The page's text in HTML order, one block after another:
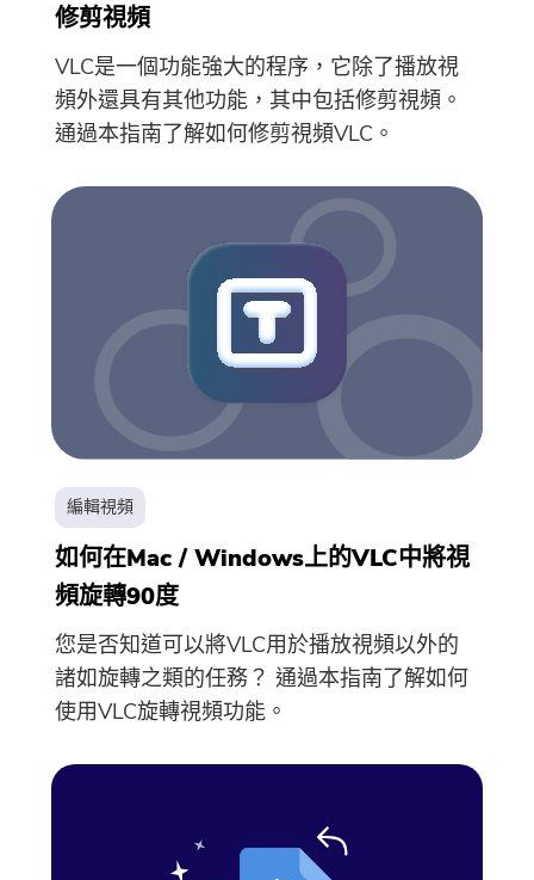
修剪視頻
VLC是一個功能強大的程序，它除了播放視
頻外還具有其他功能，其中包括修剪視頻。
通過本指南了解如何修剪視頻VLC。
編輯視頻
如何在Mac / Windows上的VLC中將視
頻旋轉90度
您是否知道可以將VLC用於播放視頻以外的
諸如旋轉之類的任務？ 通過本指南了解如何
使用VLC旋轉視頻功能。